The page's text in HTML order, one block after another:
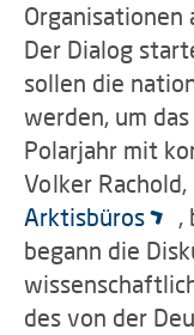
Der Dialog
sollen die
werden, um
Polarjahr mit
Volker
Arktisbüros
,
begann die
des von der